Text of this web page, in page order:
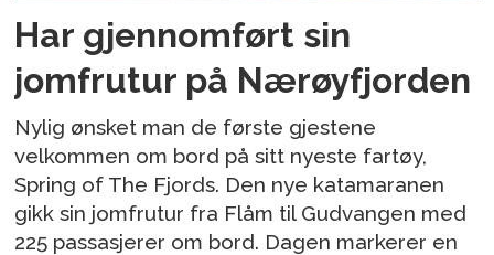
Har gjennomført sin
jomfrutur på Nærøyfjorden
Nylig ønsket man de første gjestene
velkommen om bord på sitt nyeste fartøy,
Spring of The Fjords. Den nye katamaranen
gikk sin jomfrutur fra Flåm til Gudvangen med
225 passasjerer om bord. Dagen markerer en